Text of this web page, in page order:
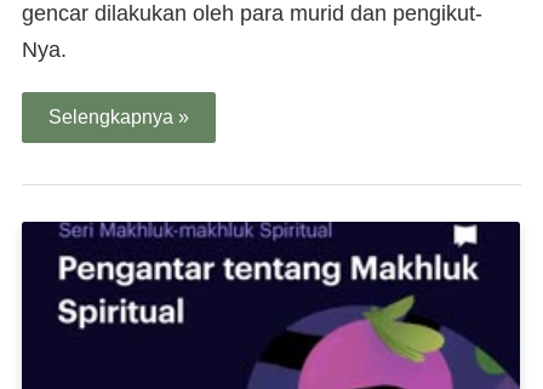
gencar dilakukan oleh para murid dan pengikut-
Nya.
Selengkapnya »